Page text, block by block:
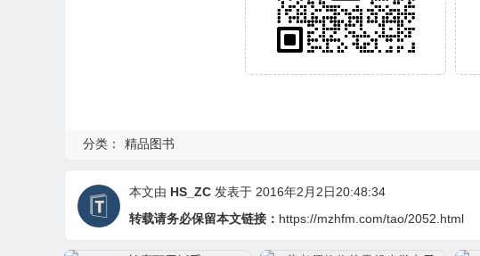
分类： 精品图书
本文由 HS_ZC 发表于 2016年2月2日20:48:34
转载请务必保留本文链接： https://mzhfm.com/tao/2052.html